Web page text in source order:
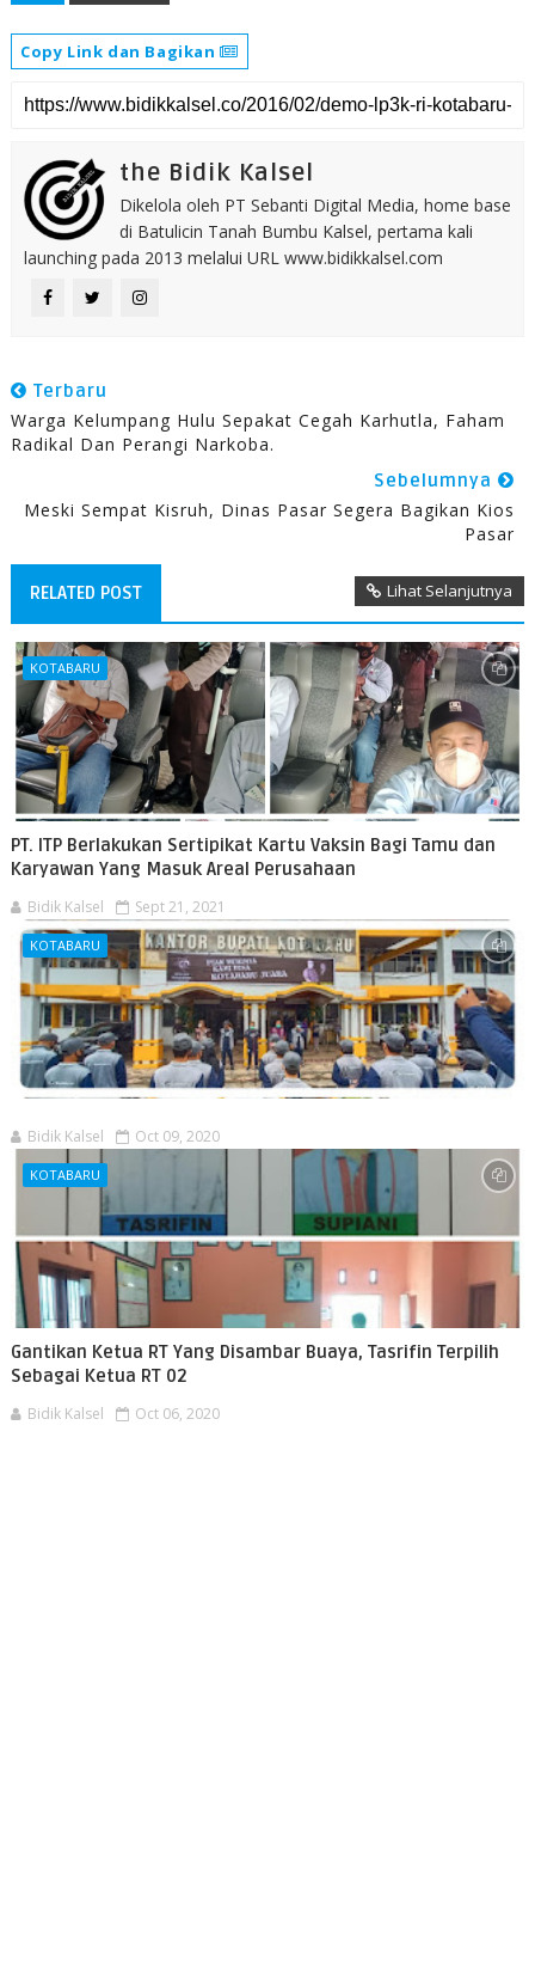
Copy Link dan Bagikan
the Bidik Kalsel
Dikelola oleh PT Sebanti Digital Media, home base
di Batulicin Tanah Bumbu Kalsel, pertama kali
launching pada 2013 melalui URL www.bidikkalsel.com
Terbaru
Warga Kelumpang Hulu Sepakat Cegah Karhutla, Faham
Radikal Dan Perangi Narkoba.
Sebelumnya
Meski Sempat Kisruh, Dinas Pasar Segera Bagikan Kios
Pasar
RELATED POST Lihat Selanjutnya
KOTABARU
PT. ITP Berlakukan Sertipikat Kartu Vaksin Bagi Tamu dan
Karyawan Yang Masuk Areal Perusahaan
Bidik Kalsel Sept 21, 2021
KOTABARU
Bidik Kalsel Oct 09, 2020
KOTABARU
Gantikan Ketua RT Yang Disambar Buaya, Tasrifin Terpilih
Sebagai Ketua RT 02
Bidik Kalsel Oct 06, 2020